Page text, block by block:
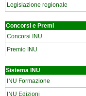
Legislazione regionale
Concorsi e Premi
Concorsi INU
Premio INU
Sistema INU
INU Formazione
INU Edizioni